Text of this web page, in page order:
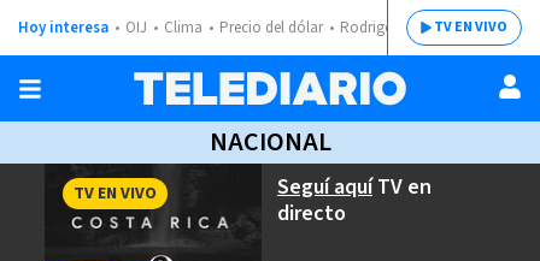
Hoy interesa OIJ Clima Precio del dólar Rodrigo ChavesTV EN VIVO
NACIONAL
Seguí aquíTV en
directo
TV EN VIVO